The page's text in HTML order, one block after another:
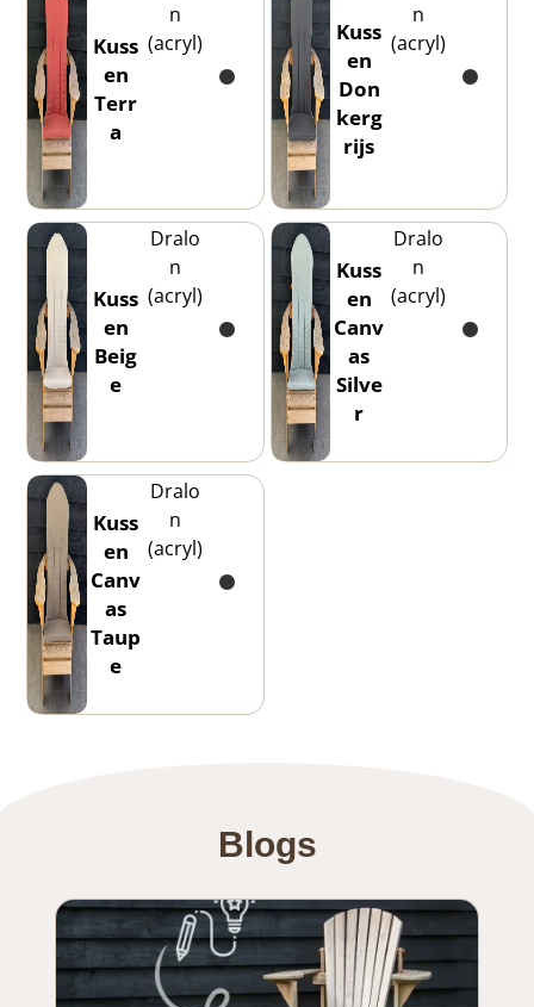
Kuss
en
Terr
a
n
(acryl)
Kuss
en
Don
kerg
rijs
n
(acryl)
Kuss
en
Beig
e
Dralo
n
(acryl)
Kuss
en
Canv
as
Silve
r
Dralo
n
(acryl)
Kuss
en
Canv
as
Taup
e
Dralo
n
(acryl)
Blogs